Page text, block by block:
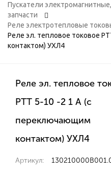
Пускатели
запчасти
Реле электротепловые
Реле эл. тепловое токовое
контактом) УХЛ4
Реле эл. тепловое
РТТ 5-10 -2 1 А (с
переключающим
контактом) УХЛ4
Артикул: